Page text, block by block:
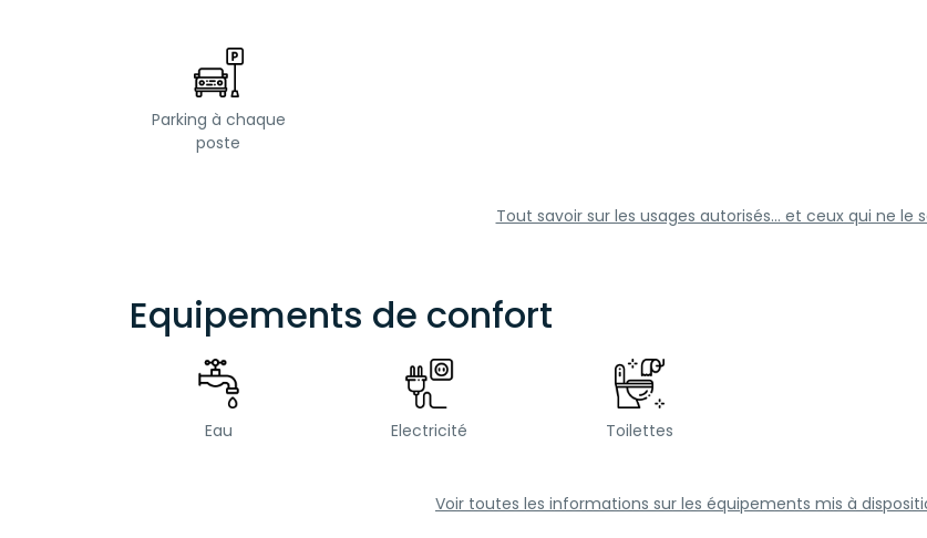
Parking à chaque
poste
Tout savoir sur les usages autorisés... et ceux qui ne le
Equipements de confort
Eau Electricité Toilettes
Voir toutes les informations sur les équipements mis à